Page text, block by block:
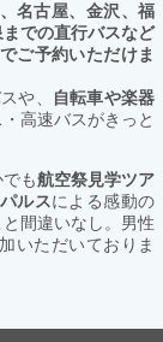
名古屋、金沢、福
での直行バスなど
ご予約いただけま
や、
自転車や楽器
高速バスがきっと
も航空祭見学ツア
ルスによる感動の
間違いなし。男性
いただいておりま